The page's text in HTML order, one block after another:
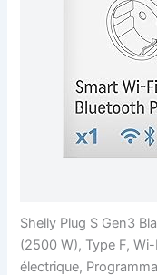
Shelly Plug S Gen3
(2500 W), Type F,
électrique,